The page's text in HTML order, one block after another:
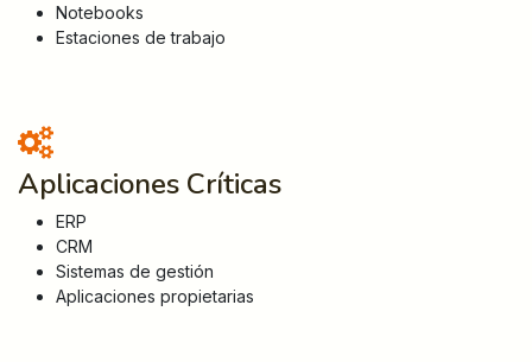
Notebooks
Estaciones de trabajo
Aplicaciones Críticas
ERP
CRM
Sistemas de gestión
Aplicaciones propietarias